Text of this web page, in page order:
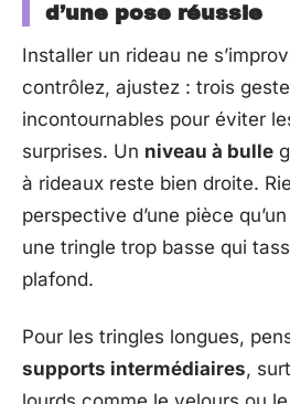
d’une pose réussie
Installer un rideau ne
contrôlez, ajustez : trois
incontournables pour éviter
surprises. Un niveau à bulle
à rideaux reste bien droite.
perspective d’une pièce
une tringle trop basse qui
plafond.
Pour les tringles longues,
supports intermédiaires,